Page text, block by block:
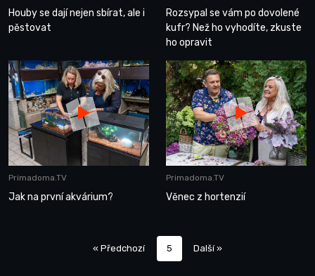
Houby se dají nejen sbírat, ale i
pěstovat
Rozsypal se vám po dovolené
kufr? Než ho vyhodíte, zkuste
ho opravit
Primadoma.TV
Jak na první akvárium?
Primadoma.TV
Věnec z hortenzií
« Předchozí 5 Další »